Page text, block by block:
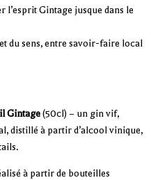
Gintage jusque dans le
du sens, entre savoir-faire local
Gintage(50cl) – un gin vif,
distillé à partir d’alcool vinique,
à partir de bouteilles